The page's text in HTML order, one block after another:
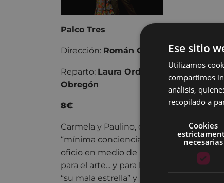
Palco Tres
Dirección: Román Calleja
Reparto: Laura Orduña, Patricia
Obregón
8€
Carmela y Paulino, dos artistas
“mínima conciencia política” que sólo
oficio en medio de unas circunstancias
para el arte... y para la vida; se ven
“su mala estrella” y por la voluntad
Ese sitio
Utilizamos
compartimos
análisis,
recopilado a
Cookies
necesarias